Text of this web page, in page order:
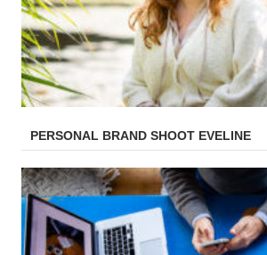
PERSONAL BRAND SHOOT EVELINE